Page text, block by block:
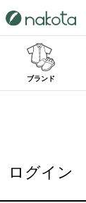
ブランド
ログイン